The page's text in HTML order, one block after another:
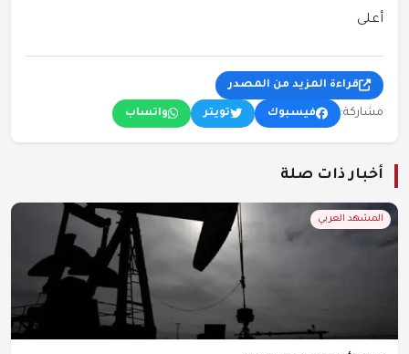
أعلى
قراءة المزيد من المصدر
مشاركة: فيسبوك تويتر واتساب
أخبار ذات صلة
المشهد العربي